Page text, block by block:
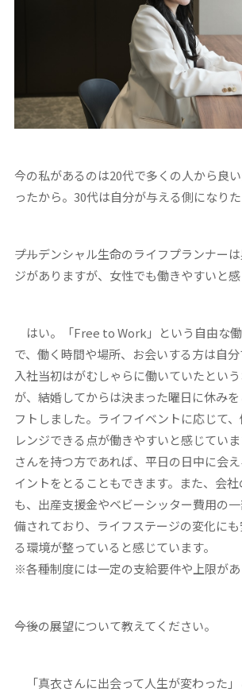
今の私があるのは20代で多くの人から良
ったから。30代は自分が与える側になり
――プルデンシャル生命のライフプランナー
ジがありますが、女性でも働きやすいと
はい。「Free to Work」という自由な
で、働く時間や場所、お会いする方は自分
入社当初はがむしゃらに働いていたとい
が、結婚してからは決まった曜日に休み
フトしました。ライフイベントに応じて
レンジできる点が働きやすいと感じてい
さんを持つ方であれば、平日の日中に会
イントをとることもできます。また、会
も、出産支援金やベビーシッター費用の
備されており、ライフステージの変化に
る環境が整っていると感じています。
※各種制度には一定の支給要件や上限があ
――今後の展望について教えてください。
「真衣さんに出会って人生が変わった」